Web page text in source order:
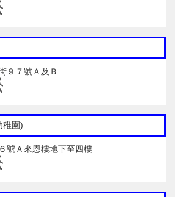
９７號Ａ及Ｂ
稚園)
號Ａ來恩樓地下至四樓